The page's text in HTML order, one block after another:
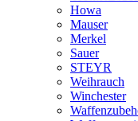
Howa
Mauser
Merkel
Sauer
STEYR
Weihrauch
Winchester